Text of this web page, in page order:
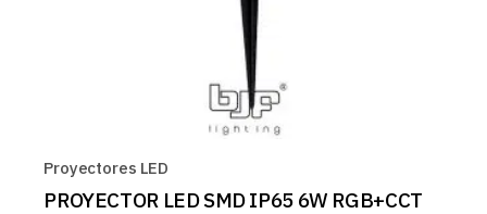
Proyectores LED
PROYECTOR LED SMD IP65 6W RGB+CCT